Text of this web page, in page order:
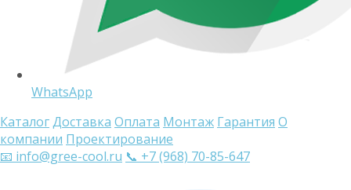
WhatsApp
КаталогДоставка Оплата Монтаж Гарантия О
компании Проектирование
📧 info@gree-cool.ru 📞 +7 (968) 70-85-647